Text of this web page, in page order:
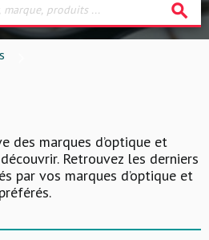
search
des marques d’optique et
Retrouvez les derniers
par vos marques d’optique et